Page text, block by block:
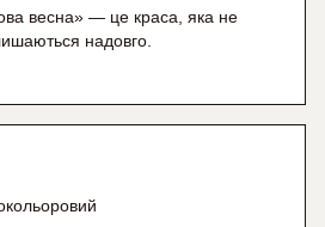
весна» — це краса, яка не
надовго.